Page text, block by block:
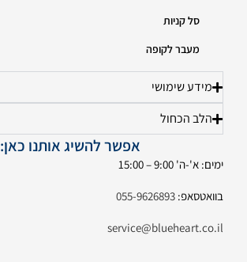
סל קניות
מעבר לקופה
מידע שימושי
הלב הכחול
אפשר להשיג אותנו כאן:
ימים: א'-ה' 9:00 – 15:00
בוואטסאפ: 055-9626893
service@blueheart.co.il